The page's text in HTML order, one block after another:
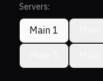
Servers:
Main 1